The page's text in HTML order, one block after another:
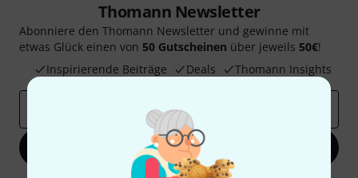
Thomann Newsletter
Abonniere den Thomann Newsletter und gewinne mit
etwas Glück einen von 50 Gutscheinen über jeweils 50€!
Inspirierende Beiträge
Deals Thomann Insights
Jetzt anmelden